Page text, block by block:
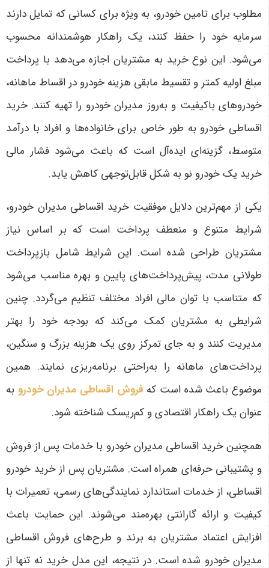
مطلوب برای تامین خودرو، به ویژه برای کسانی که تمایل دارند
سرمایه خود را حفظ کنند، یک راهکار هوشمندانه محسوب
می‌شود. این نوع خرید به مشتریان اجازه می‌دهد با پرداخت
مبلغ اولیه کمتر و تقسیط مابقی هزینه خودرو در اقساط ماهانه،
خودروهای باکیفیت و به‌روز مدیران خودرو را تهیه کنند. خرید
اقساطی خودرو به طور خاص برای خانواده‌ها و افراد با درآمد
متوسط، گزینه‌ای ایده‌آل است که باعث می‌شود فشار مالی
خرید یک خودرو نو به شکل قابل‌توجهی کاهش یابد.
یکی از مهم‌ترین دلایل موفقیت خرید اقساطی مدیران خودرو،
شرایط متنوع و منعطف پرداخت است که بر اساس نیاز
مشتریان طراحی شده است. این شرایط شامل بازپرداخت
طولانی مدت، پیش‌پرداخت‌های پایین و بهره مناسب می‌شود
که متناسب با توان مالی افراد مختلف تنظیم می‌گردد. چنین
شرایطی به مشتریان کمک می‌کند که بودجه خود را بهتر
مدیریت کنند و به جای تمرکز روی یک هزینه بزرگ و سنگین،
پرداخت‌های ماهانه را به‌راحتی برنامه‌ریزی نمایند. همین
موضوع باعث شده است که فروش اقساطی مدیران خودرو به
عنوان یک راهکار اقتصادی و کم‌ریسک شناخته شود.
همچنین خرید اقساطی مدیران خودرو با خدمات پس از فروش
و پشتیبانی حرفه‌ای همراه است. مشتریان پس از خرید خودرو
اقساطی، از خدمات استاندارد نمایندگی‌های رسمی، تعمیرات با
کیفیت و ارائه گارانتی بهره‌مند می‌شوند. این حمایت باعث
افزایش اعتماد مشتریان به برند و طرح‌های فروش اقساطی
مدیران خودرو شده است. در نتیجه، این مدل خرید نه تنها از